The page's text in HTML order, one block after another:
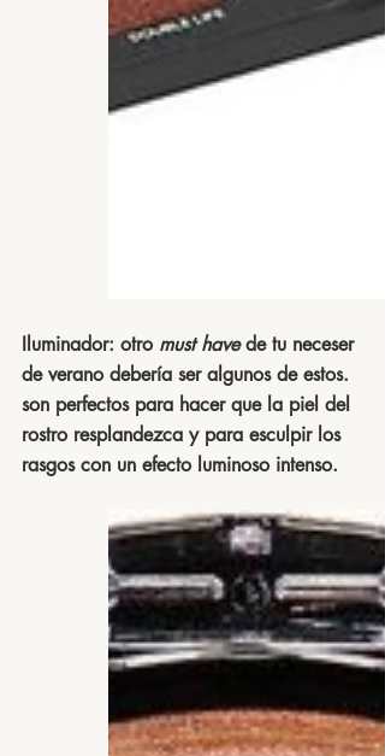
Iluminador: otro must have de tu neceser
de verano debería ser algunos de estos.
son perfectos para hacer que la piel del
rostro resplandezca y para esculpir los
rasgos con un efecto luminoso intenso.